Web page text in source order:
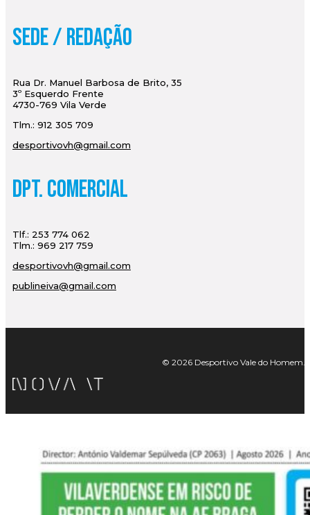
Sede / Redação
Rua Dr. Manuel Barbosa de Brito, 35
3º Esquerdo Frente
4730-769 Vila Verde
Tlm.: 912 305 709
desportivovh@gmail.com
Dpt. Comercial
Tlf.: 253 774 062
Tlm.: 969 217 759
desportivovh@gmail.com
publineiva@gmail.com
© 2026 Desportivo Vale do Homem.